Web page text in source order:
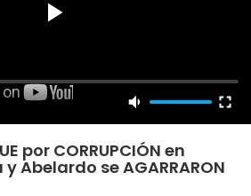
por CORRUPCIÓN en
y Abelardo se AGARRARON